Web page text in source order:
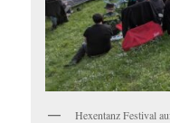
Hexentanz Festival